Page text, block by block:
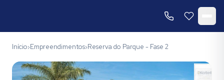
Início›Empreendimentos›Reserva do Parque - Fase 2